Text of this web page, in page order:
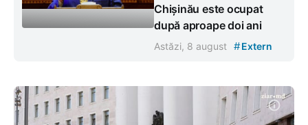
Chișinău este ocupat
după aproape doi ani
Astăzi, 8 august #Extern